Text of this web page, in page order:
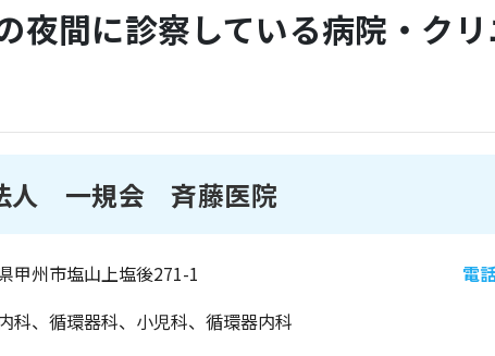
夜間に診察している病院・ク
人 一規会 斉藤医院
甲州市塩山上塩後271-1 電
科、循環器科、小児科、循環器内科